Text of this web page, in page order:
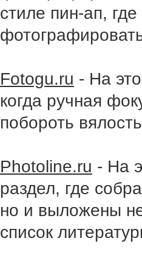
стиле пин-ап,
Fotogu.ru - На
когда ручная
побороть
Photoline.ru - На
раздел, где
но и выложены
список